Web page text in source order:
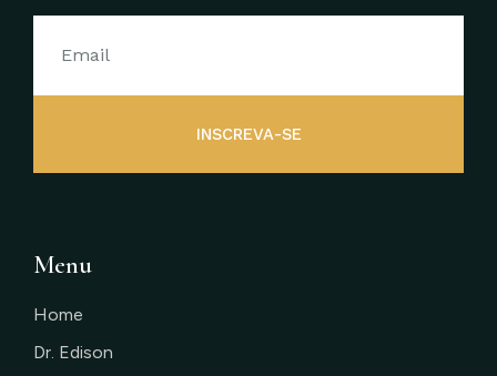
INSCREVA-SE
Menu
Home
Dr. Edison